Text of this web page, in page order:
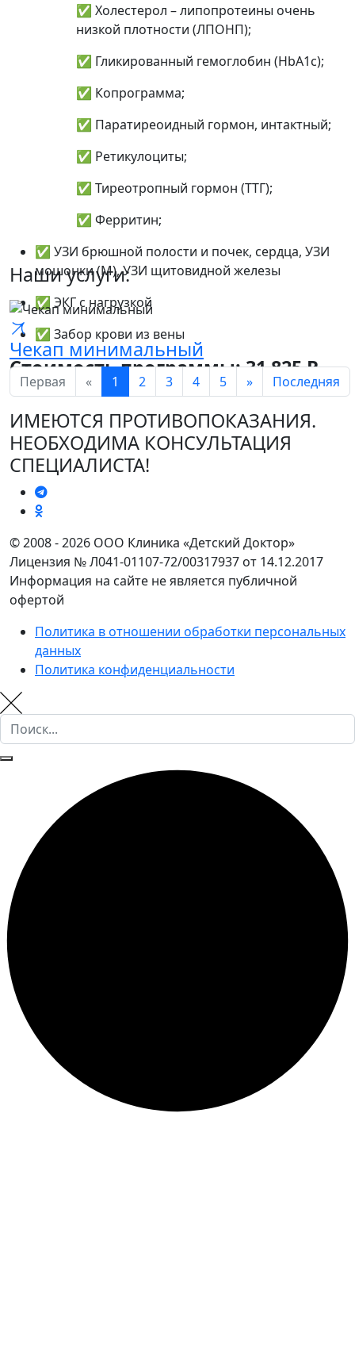
✅ Холестерол – липопротеины очень
низкой плотности (ЛПОНП);
✅ Гликированный гемоглобин (HbA1c);
✅ Копрограмма;
✅ Паратиреоидный гормон, интактный;
✅ Ретикулоциты;
✅ Тиреотропный гормон (ТТГ);
✅ Ферритин;
✅ УЗИ брюшной полости и почек, сердца, УЗИ
мошонки (М), УЗИ щитовидной железы
✅ ЭКГ с нагрузкой
✅ Забор крови из вены
Стоимость программы: 31 825 ₽
Наши услуги:
Чекап минимальный
Первая « 1 2 3 4 5 » Последняя
ИМЕЮТСЯ ПРОТИВОПОКАЗАНИЯ.
НЕОБХОДИМА КОНСУЛЬТАЦИЯ
СПЕЦИАЛИСТА!
© 2008 - 2026 ООО Клиника «Детский Доктор»
Лицензия № Л041-01107-72/00317937 от 14.12.2017
Информация на сайте не является публичной
офертой
Политика в отношении обработки персональных
данных
Политика конфиденциальности